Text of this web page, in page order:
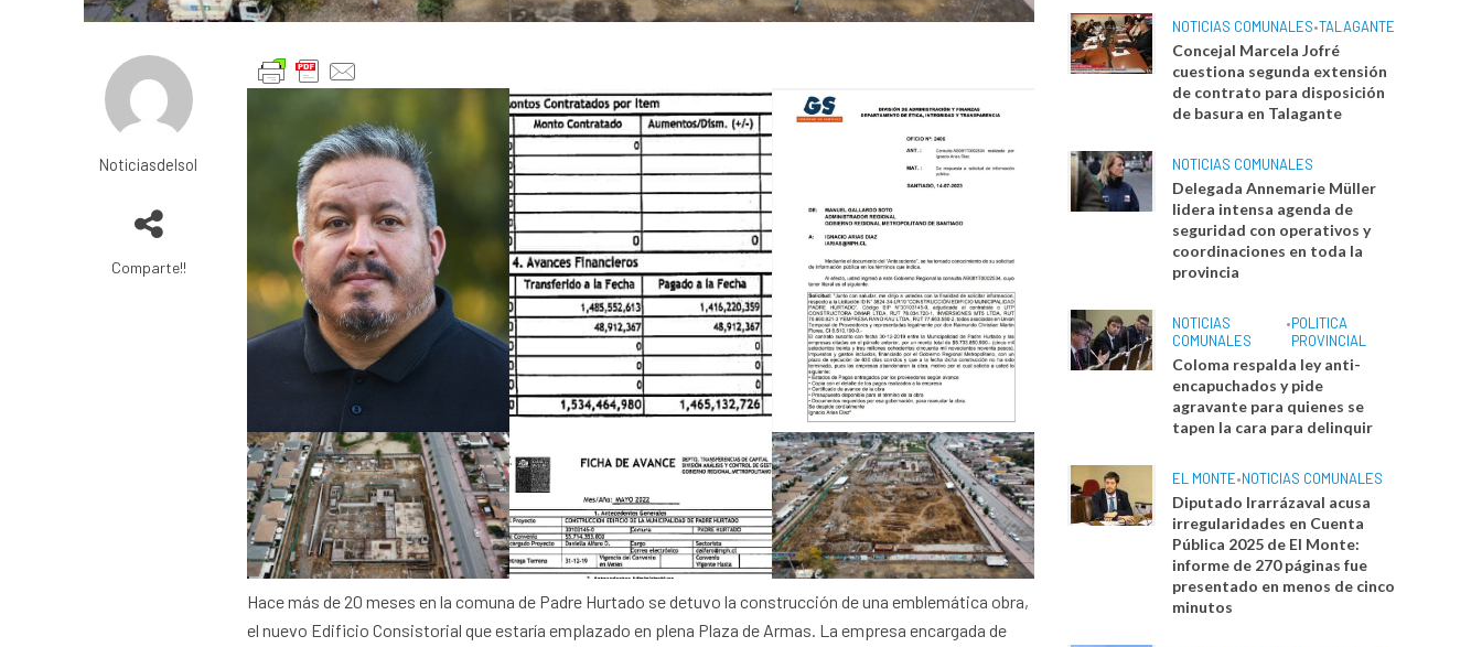
Noticiasdelsol
Comparte!!
Hace más de 20 meses en la comuna de Padre Hurtado se detuvo la construcción de una emblemática obra,
el nuevo Edificio Consistorial que estaría emplazado en plena Plaza de Armas. La empresa encargada de
NOTICIAS COMUNALES•TALAGANTE
Concejal Marcela Jofré
cuestiona segunda extensión
de contrato para disposición
de basura en Talagante
NOTICIAS COMUNALES
Delegada Annemarie Müller
lidera intensa agenda de
seguridad con operativos y
coordinaciones en toda la
provincia
NOTICIAS
COMUNALES
•POLITICA
PROVINCIAL
Coloma respalda ley anti-
encapuchados y pide
agravante para quienes se
tapen la cara para delinquir
EL MONTE•NOTICIAS COMUNALES
Diputado Irarrázaval acusa
irregularidades en Cuenta
Pública 2025 de El Monte:
informe de 270 páginas fue
presentado en menos de cinco
minutos